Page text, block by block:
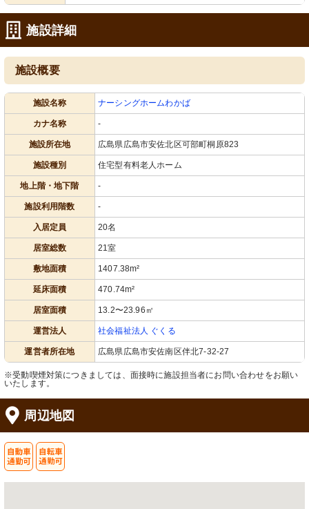
施設詳細
施設概要
施設名称 ナーシングホームわかば
カナ名称 -
施設所在地 広島県広島市安佐北区可部町桐原823
施設種別 住宅型有料老人ホーム
地上階・地下階 -
施設利用階数 -
入居定員 20名
居室総数 21室
敷地面積 1407.38m²
延床面積 470.74m²
居室面積 13.2〜23.96㎡
運営法人 社会福祉法人 ぐくる
運営者所在地 広島県広島市安佐南区伴北7-32-27
※受動喫煙対策につきましては、面接時に施設担当者にお問い合わせをお願い
いたします。
周辺地図